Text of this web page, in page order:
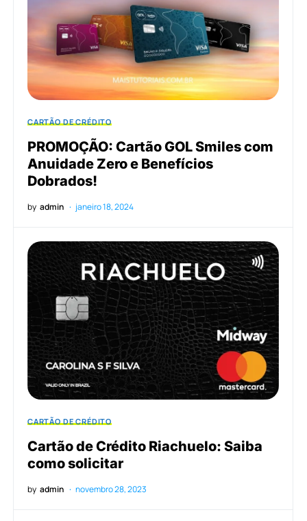
CARTÃO DE CRÉDITO
PROMOÇÃO: Cartão GOL Smiles com
Anuidade Zero e Benefícios
Dobrados!
by admin janeiro 18, 2024
CARTÃO DE CRÉDITO
Cartão de Crédito Riachuelo: Saiba
como solicitar
by admin novembro 28, 2023